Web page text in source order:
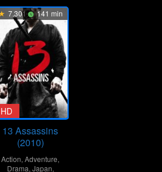
7.301 141 min
HD
13 Assassins
(2010)
Action,Adventure,
Drama, Japan,